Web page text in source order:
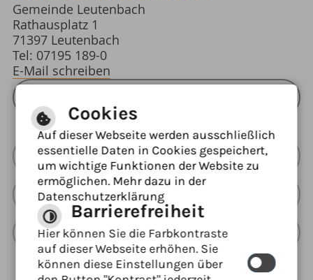
Gemeinde Leutenbach
Rathausplatz 1
71397 Leutenbach
Tel: 07195 189-0
E-Mail schreiben
Barrierefreie Ansicht
Leichte Sprache
Gebärdensprache
Cookies
Auf dieser Webseite werden ausschließlich
essentielle Daten in Cookies gespeichert,
um wichtige Funktionen der Website zu
ermöglichen. Mehr dazu in der
Datenschutzerklärung
Barrierefreiheit
Hier können Sie die Farbkontraste
auf dieser Webseite erhöhen. Sie
können diese Einstellungen über